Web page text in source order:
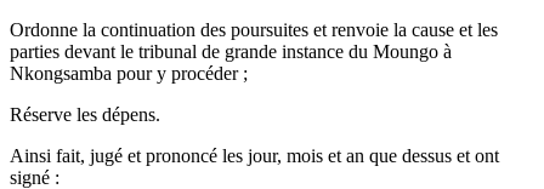
Ordonne la continuation des poursuites et renvoie la cause et les
parties devant le tribunal de grande instance du Moungo à
Nkongsamba pour y procéder ;
Réserve les dépens.
Ainsi fait, jugé et prononcé les jour, mois et an que dessus et ont
signé :